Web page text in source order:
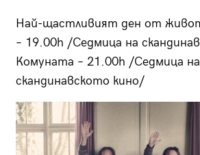
Най-щастливият ден от
– 19.00h /Седмица на
Комуната – 21.00h /Седмица на
скандинавското кино/